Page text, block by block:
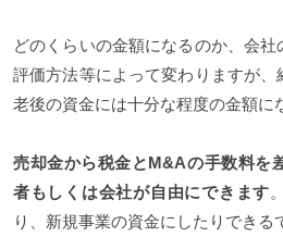
どのくらいの金額になるのか、会社
評価方法等によって変わりますが
老後の資金には十分な程度の金額に
売却金から税金とM&Aの手数料を
者もしくは会社が自由にできます
り、新規事業の資金にしたりできる